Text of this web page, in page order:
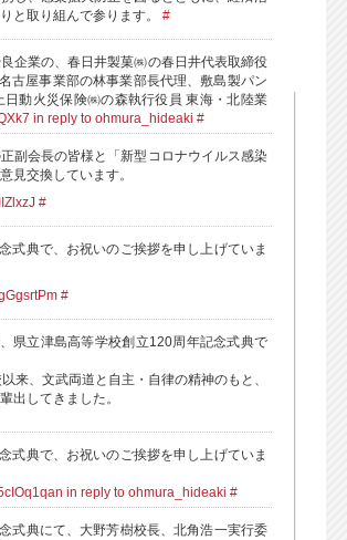
と取り組んで参ります。 #
企業の、春日井製菓㈱の春日井代表取締役
古屋事業部の林事業部長代理、敷島製パン
動火災保険㈱の森執行役員 東海・北陸業
in reply to ohmura_hideaki #
副会長の皆様と「新型コロナウイルス感染
見交換しています。
#
典で、お祝いのご挨拶を申し上げていま
#
県立津島高等学校創立120周年記念式典で
来、文武両道と自主・自律の精神のもと、
出してきました。
典で、お祝いのご挨拶を申し上げていま
in reply to ohmura_hideaki #
式典にて、大野芳樹校長、北角浩一実行委